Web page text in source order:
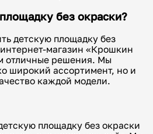
без окраски?
детскую площадку без
магазин «Крошкин
отличные решения. Мы
широкий ассортимент, но и
каждой модели.
площадку без окраски